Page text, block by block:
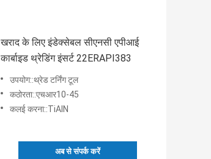
खराद के लिए इंडेक्सेबल सीएनसी एपीआई
कार्बाइड थ्रेडिंग इंसर्ट 22ERAPI383
उपयोग::थ्रेड टर्निंग टूल
कठोरता::एचआर10-45
कलई करना::TiAlN
अब से संपर्क करें